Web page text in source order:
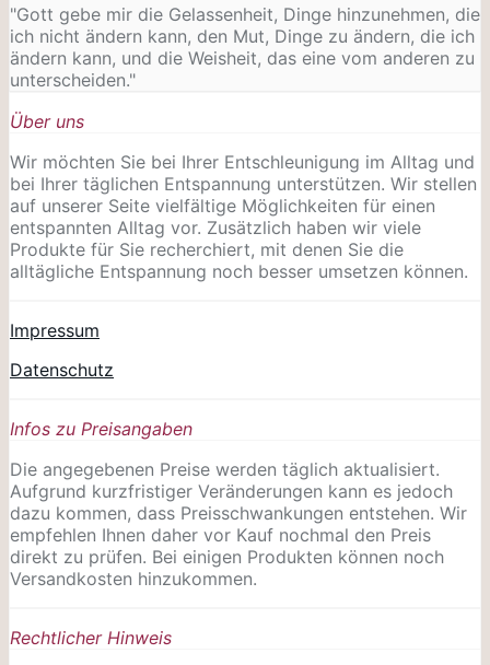
"Gott gebe mir die Gelassenheit, Dinge hinzunehmen, die
ich nicht ändern kann, den Mut, Dinge zu ändern, die ich
ändern kann, und die Weisheit, das eine vom anderen zu
unterscheiden."
Über uns
Wir möchten Sie bei Ihrer Entschleunigung im Alltag und
bei Ihrer täglichen Entspannung unterstützen. Wir stellen
auf unserer Seite vielfältige Möglichkeiten für einen
entspannten Alltag vor. Zusätzlich haben wir viele
Produkte für Sie recherchiert, mit denen Sie die
alltägliche Entspannung noch besser umsetzen können.
Impressum
Datenschutz
Infos zu Preisangaben
Die angegebenen Preise werden täglich aktualisiert.
Aufgrund kurzfristiger Veränderungen kann es jedoch
dazu kommen, dass Preisschwankungen entstehen. Wir
empfehlen Ihnen daher vor Kauf nochmal den Preis
direkt zu prüfen. Bei einigen Produkten können noch
Versandkosten hinzukommen.
Rechtlicher Hinweis